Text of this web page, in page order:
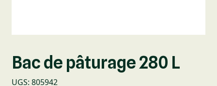
Bac de pâturage 280 L
UGS: 805942